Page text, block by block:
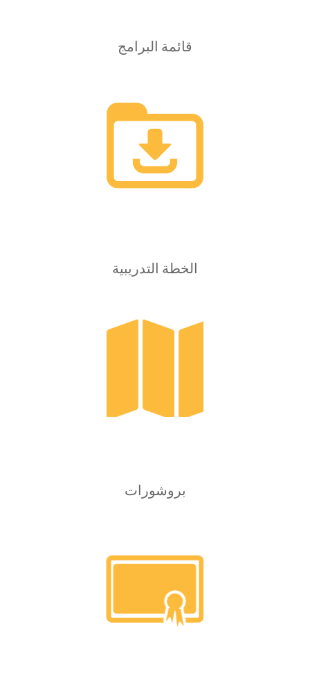
قائمة البرامج
الخطة التدريبية
بروشورات